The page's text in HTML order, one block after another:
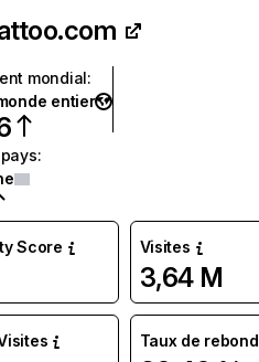
mondial:
entier
:
Score Visites
3,64 M
Taux de rebond